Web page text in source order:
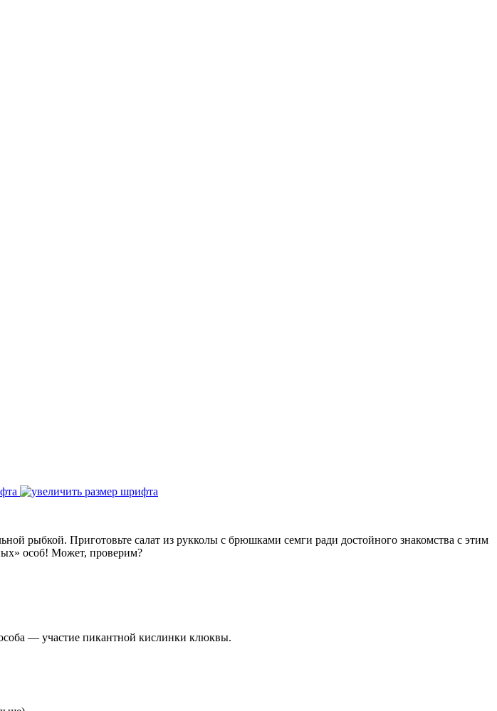
рыбкой. Приготовьте салат из рукколы с брюшками семги ради достойного знакомства с этим
особ! Может, проверим?
— участие пикантной кислинки клюквы.